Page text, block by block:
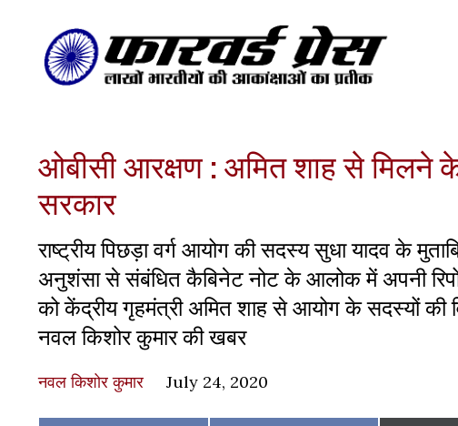
ओबीसी आरक्षण : अमित शाह से मिलने
सरकार
राष्ट्रीय पिछड़ा वर्ग आयोग की सदस्य सुधा यादव के
अनुशंसा से संबंधित कैबिनेट नोट के आलोक में अपनी
को केंद्रीय गृहमंत्री अमित शाह से आयोग के सदस्यों की
नवल किशोर कुमार की खबर
नवल किशोर कुमार July 24, 2020